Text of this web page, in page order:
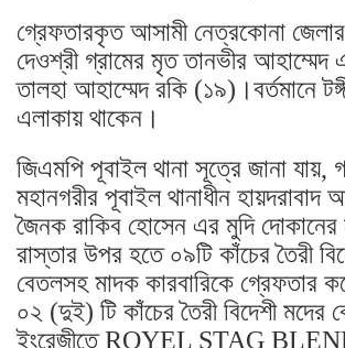
গ্রেফতারকৃত আসামী নেত্রকোনা
দেওশ্রী গ্রামের মৃত তানভীর আহাম্মেদ
তালহা আহাম্মেদ রকি (১৯)।বর্তমানে
এলাকায় থাকেন।
জিএমপি পূবাইল থানা সূত্রে জানা যায়,
মহানগরীর পূবাইল থানাধীন হায়দরাবাদ
জৈনক রাকিব হোসেন এর মুদি দোকানের
রাস্তার উপর হতে ০৯টি কাঁচের তৈরী
বেতলসহ মাদক কারবারিকে গ্রেফতার
০২ (দুই) টি কাঁচের তৈরী বিদেশী মদের
ইংরেজীতে ROYEL STAG